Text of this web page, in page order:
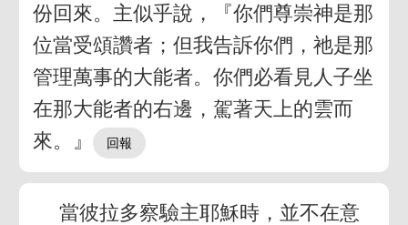
份回來。主似乎說，『你們尊崇神是那
位當受頌讚者；但我告訴你們，祂是那
管理萬事的大能者。你們必看見人子坐
在那大能者的右邊，駕著天上的雲而
來。』
當彼拉多察驗主耶穌時，並不在意